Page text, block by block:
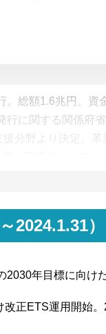
。総額1.6兆円。資
に関する関係府
分野より決定。
開催。GX価値の
出削減施策後の
案を整理。
法案を閣議決定
現に向け、基本方
2024.1.31
2030年目標に向け
正ETS運用開始